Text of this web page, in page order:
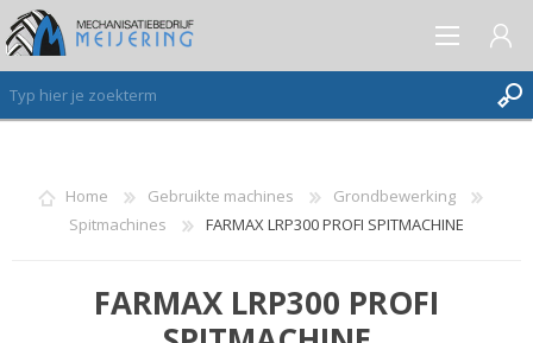
AANMELDEN ALS NIEUWE KLANT
INLOGGEN
Home Gebruikte machines
Grondbewerking
Spitmachines
FARMAX LRP300 PROFI SPITMACHINE
FARMAX LRP300 PROFI